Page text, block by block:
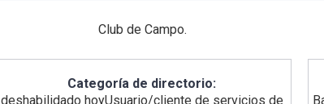
Club de Campo.
Categoría de directorio:
deshabilidado hoyUsuario/cliente de servicios de